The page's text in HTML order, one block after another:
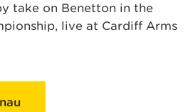
take on Benetton in the
live at Cardiff Arms